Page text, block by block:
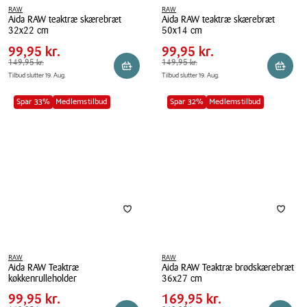
RAW
Aida RAW teaktræ skærebræt
32x22 cm
Aida
RAW
teaktræ
skærebræt
32x22
Pris
tabel
Pris
99,95 kr.
Spar
50,00 kr.
Førpris
99,95 kr.
149,95 kr.
Tilbud slutter 19. Aug. Reservér i butik
RAW
Aida RAW teaktræ skærebræt
50x14 cm
Aida
RAW
teaktræ
skærebræt
50x14
Pris
tabel
Pris
99,95 kr.
Spar
50,00 kr.
Førpris
99,95 kr.
149,95 kr.
Tilbud slutter 19. Aug.
Spar 33% Medlemstilbud
RAW
Aida RAW Teaktræ
køkkenrulleholder
Aida
Pris
tabel
Pris
99,95 kr.
Spar
50,00 kr.
99,95 kr.
Spar 32% Medlemstilbud
RAW
Aida RAW Teaktræ brødskærebræt
36x27 cm
Aida
Pris
tabel
Pris
169,95 kr.
Spar
80,00 kr.
169,95 kr.